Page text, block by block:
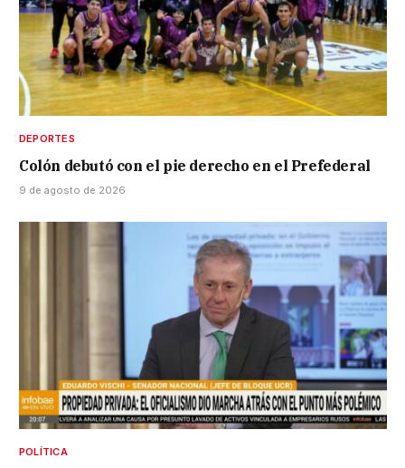
DEPORTES
Colón debutó con el pie derecho en el Prefederal
9 de agosto de 2026
POLÍTICA